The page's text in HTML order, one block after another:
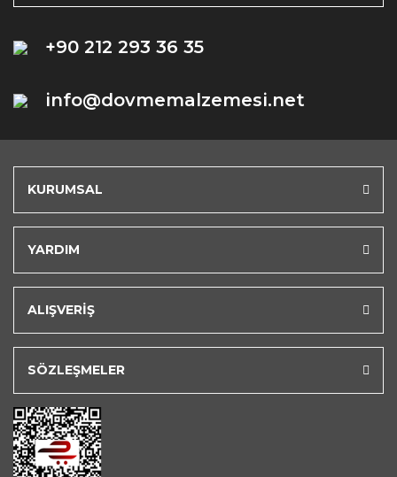
+90 212 293 36 35
info@dovmemalzemesi.net
KURUMSAL
YARDIM
ALIŞVERİŞ
SÖZLEŞMELER